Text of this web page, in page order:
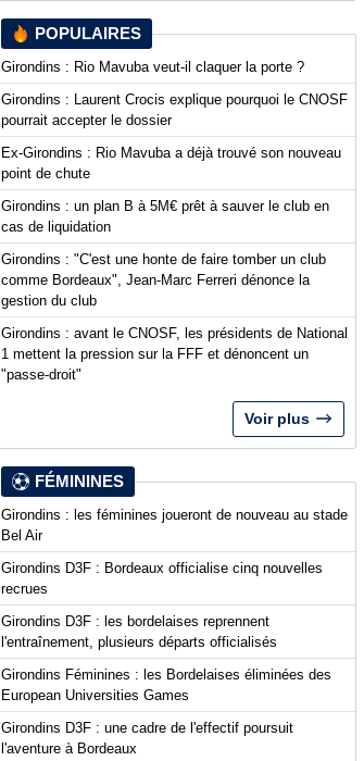
POPULAIRES
Girondins : Rio Mavuba veut-il claquer la porte ?
Girondins : Laurent Crocis explique pourquoi le CNOSF
pourrait accepter le dossier
Ex-Girondins : Rio Mavuba a déjà trouvé son nouveau
point de chute
Girondins : un plan B à 5M€ prêt à sauver le club en
cas de liquidation
Girondins : "C'est une honte de faire tomber un club
comme Bordeaux", Jean-Marc Ferreri dénonce la
gestion du club
Girondins : avant le CNOSF, les présidents de National
1 mettent la pression sur la FFF et dénoncent un
"passe-droit"
Voir plus
FÉMININES
Girondins : les féminines joueront de nouveau au stade
Bel Air
Girondins D3F : Bordeaux officialise cinq nouvelles
recrues
Girondins D3F : les bordelaises reprennent
l'entraînement, plusieurs départs officialisés
Girondins Féminines : les Bordelaises éliminées des
European Universities Games
Girondins D3F : une cadre de l'effectif poursuit
l'aventure à Bordeaux